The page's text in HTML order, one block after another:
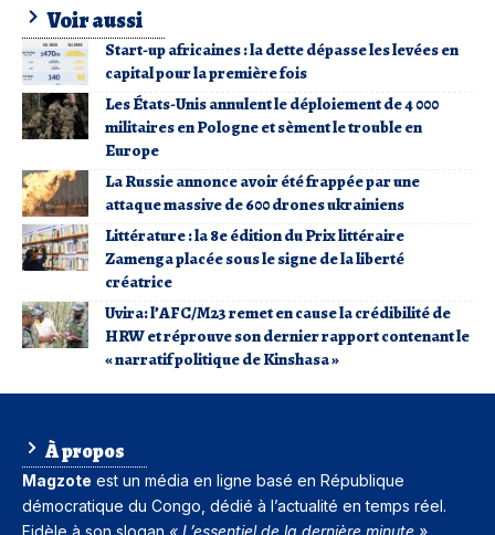
Voir aussi
Start-up africaines : la dette dépasse les levées en
capital pour la première fois
Les États-Unis annulent le déploiement de 4 000
militaires en Pologne et sèment le trouble en
Europe
La Russie annonce avoir été frappée par une
attaque massive de 600 drones ukrainiens
Littérature : la 8e édition du Prix littéraire
Zamenga placée sous le signe de la liberté
créatrice
Uvira: l’AFC/M23 remet en cause la crédibilité de
HRW et réprouve son dernier rapport contenant le
« narratif politique de Kinshasa »
À propos
Magzote est un média en ligne basé en République
démocratique du Congo , dédié à l’actualité en temps réel.
Fidèle à son slogan « L’essentiel de la dernière minute »